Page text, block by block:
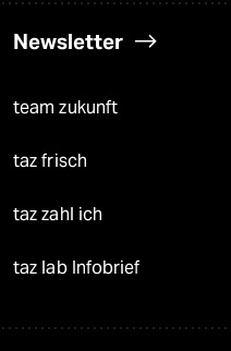
Newsletter
team zukunft
taz frisch
taz zahl ich
taz lab Infobrief